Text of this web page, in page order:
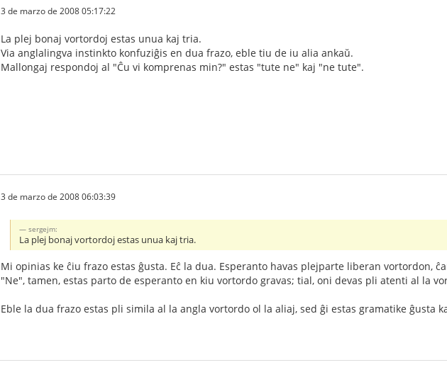
3 de marzo de 2008 05:17:22
La plej bonaj vortordoj estas unua kaj tria.
Via anglalingva instinkto konfuziĝis en dua frazo, eble tiu de iu alia ankaŭ.
Mallongaj respondoj al "Ĉu vi komprenas min?" estas "tute ne" kaj "ne tute".
3 de marzo de 2008 06:03:39
sergejm:
La plej bonaj vortordoj estas unua kaj tria.
Mi opinias ke ĉiu frazo estas ĝusta. Eĉ la dua. Esperanto havas plejparte liberan vortordon,
"Ne", tamen, estas parto de esperanto en kiu vortordo gravas; tial, oni devas pli atenti al la
Eble la dua frazo estas pli simila al la angla vortordo ol la aliaj, sed ĝi estas gramatike ĝusta